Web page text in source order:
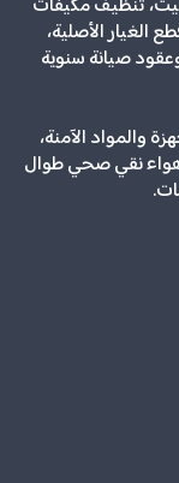
الغيار الأصلية،
صيانة سنوية
والمواد الآمنة،
وهواء نقي صحي طوال